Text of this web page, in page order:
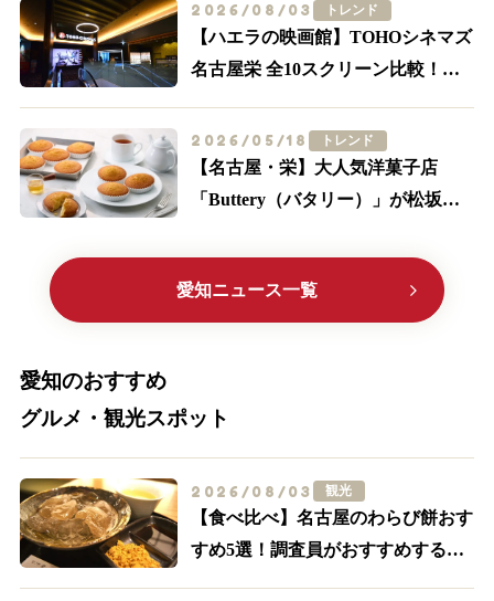
2026/08/03 トレンド
【ハエラの映画館】TOHOシネマズ
名古屋栄 全10スクリーン比較！
2026/05/18 トレンド
【名古屋・栄】大人気洋菓子店
「Buttery（バタリー）」が松坂屋
に大注目
愛知ニュース一覧
愛知のおすすめ
グルメ・観光スポット
2026/08/03 観光
【食べ比べ】名古屋のわらび餅おす
すめ5選！調査員がおすすめする外